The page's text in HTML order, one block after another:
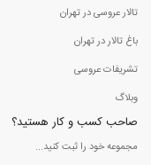
تالار عروسی در تهران
باغ تالار در تهران
تشریفات عروسی
وبلاگ
صاحب کسب و کار هستید؟
مجموعه خود را ثبت کنید...